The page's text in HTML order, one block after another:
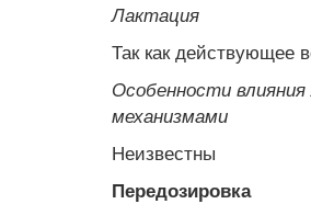
Лактация
Так как действующее
Особенности
механизмами
Неизвестны
Передозировка